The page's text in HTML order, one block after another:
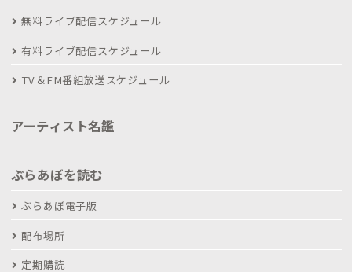
無料ライブ配信スケジュール
有料ライブ配信スケジュール
TV＆FM番組放送スケジュール
アーティスト名鑑
ぶらあぼを読む
ぶらあぼ電子版
配布場所
定期購読